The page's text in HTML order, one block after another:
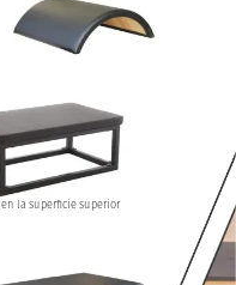
en la superficie superior